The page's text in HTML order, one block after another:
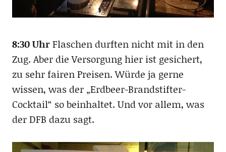
8:30 UhrFlaschen durften nicht mit in den
Zug. Aber die Versorgung hier ist gesichert,
zu sehr fairen Preisen. Würde ja gerne
wissen, was der „Erdbeer-Brandstifter-
Cocktail“ so beinhaltet. Und vor allem, was
der DFB dazu sagt.